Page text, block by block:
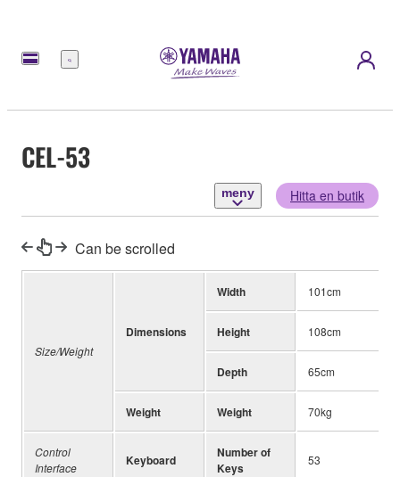
meny
CEL-53
meny Hitta en butik
Can be scrolled
Size/Weight
Dimensions
Width 101cm
Height 108cm
Depth 65cm
Weight Weight 70kg
Control
Interface
Keyboard
Number of
Keys
53